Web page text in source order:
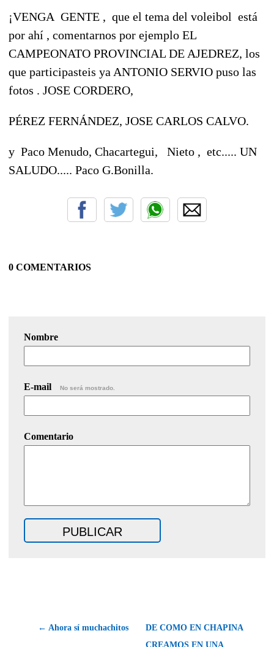
¡VENGA GENTE , que el tema del voleibol está
por ahí , comentarnos por ejemplo EL
CAMPEONATO PROVINCIAL DE AJEDREZ, los
que participasteis ya ANTONIO SERVIO puso las
fotos . JOSE CORDERO,
PÉREZ FERNÁNDEZ, JOSE CARLOS CALVO.
y Paco Menudo, Chacartegui, Nieto , etc..... UN
SALUDO..... Paco G.Bonilla.
0 COMENTARIOS
Nombre
E-mail No será mostrado.
Comentario
← Ahora sí muchachitos
DE COMO EN CHAPINA
CREAMOS EN UNA